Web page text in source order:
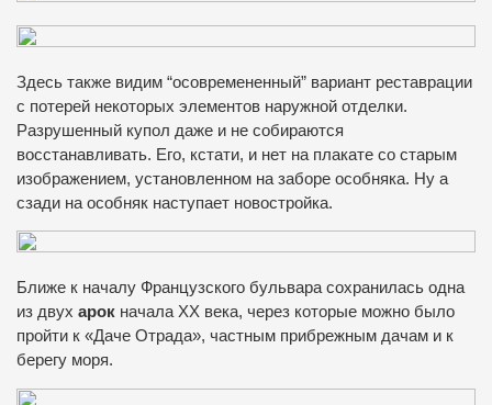
Здесь также видим “осовремененный” вариант реставрации
с потерей некоторых элементов наружной отделки.
Разрушенный купол даже и не собираются
восстанавливать. Его, кстати, и нет на плакате со старым
изображением, установленном на заборе особняка. Ну а
сзади на особняк наступает новостройка.
Ближе к началу Французского бульвара сохранилась одна
из двух арок начала XX века, через которые можно было
пройти к «Даче Отрада», частным прибрежным дачам и к
берегу моря.